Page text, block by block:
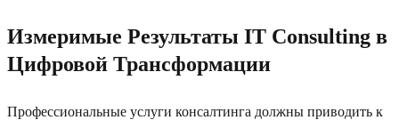
Измеримые Результаты IT Consulting в
Цифровой Трансформации
Профессиональные услуги консалтинга должны приводить к